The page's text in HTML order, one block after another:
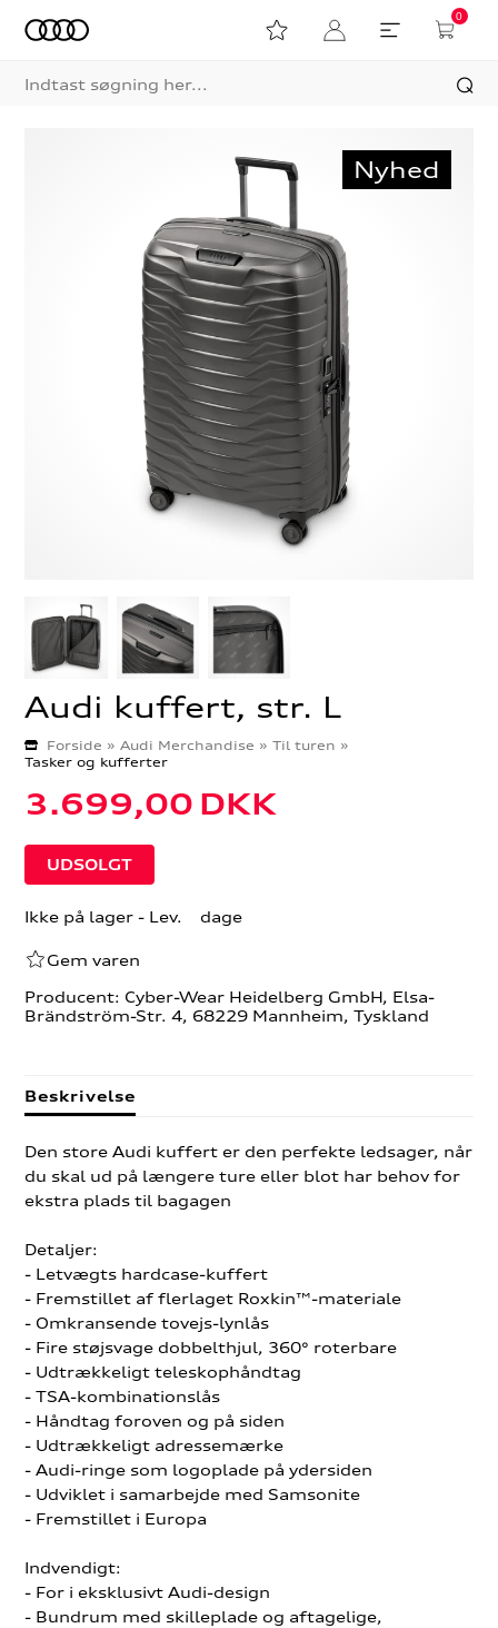
0
Nyhed
Audi kuffert, str. L
Forside »Audi Merchandise »Til turen »
Tasker og kufferter
3.699,00 DKK
Ikke på lager- Lev. dage
Gem varen
Producent: Cyber-Wear Heidelberg GmbH, Elsa-
Brändström-Str. 4, 68229 Mannheim, Tyskland
Beskrivelse
Den store Audi kuffert er den perfekte ledsager, når
du skal ud på længere ture eller blot har behov for
ekstra plads til bagagen
Detaljer:
- Letvægts hardcase-kuffert
- Fremstillet af flerlaget Roxkin™-materiale
- Omkransende tovejs-lynlås
- Fire støjsvage dobbelthjul, 360° roterbare
- Udtrækkeligt teleskophåndtag
- TSA-kombinationslås
- Håndtag foroven og på siden
- Udtrækkeligt adressemærke
- Audi-ringe som logoplade på ydersiden
- Udviklet i samarbejde med Samsonite
- Fremstillet i Europa
Indvendigt:
- For i eksklusivt Audi-design
- Bundrum med skilleplade og aftagelige,